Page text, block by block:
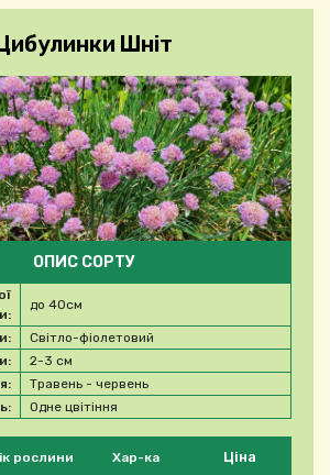
Шніт
продукт
рослини Хар-ка Ціна
ОПИС СОРТУ
до 40см
Світло-фіолетовий
2-3 см
Травень - червень
Одне цвітіння